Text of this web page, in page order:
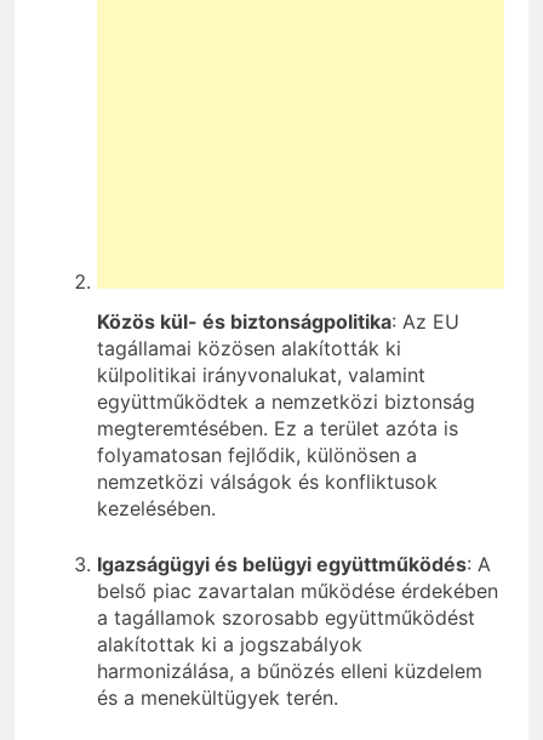
Közös kül- és biztonságpolitika: Az EU
tagállamai közösen alakították ki
külpolitikai irányvonalukat, valamint
együttműködtek a nemzetközi biztonság
megteremtésében. Ez a terület azóta is
folyamatosan fejlődik, különösen a
nemzetközi válságok és konfliktusok
kezelésében.
Igazságügyi és belügyi együttműködés: A
belső piac zavartalan működése érdekében
a tagállamok szorosabb együttműködést
alakítottak ki a jogszabályok
harmonizálása, a bűnözés elleni küzdelem
és a menekültügyek terén.